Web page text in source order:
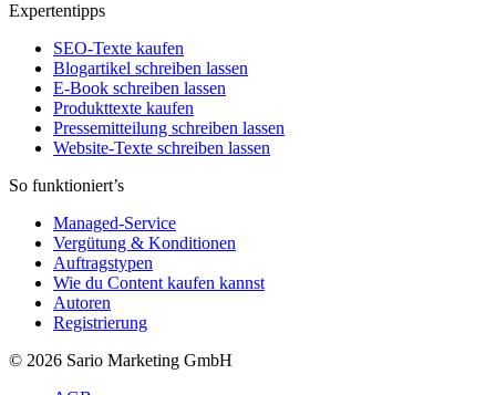
Expertentipps
SEO-Texte kaufen
Blogartikel schreiben lassen
E-Book schreiben lassen
Produkttexte kaufen
Pressemitteilung schreiben lassen
Website-Texte schreiben lassen
So funktioniert’s
Managed-Service
Vergütung & Konditionen
Auftragstypen
Wie du Content kaufen kannst
Autoren
Registrierung
© 2026 Sario Marketing GmbH